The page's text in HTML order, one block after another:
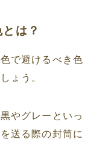
は？
で避けるべき色
ょう。
やグレーといっ
送る際の封筒に